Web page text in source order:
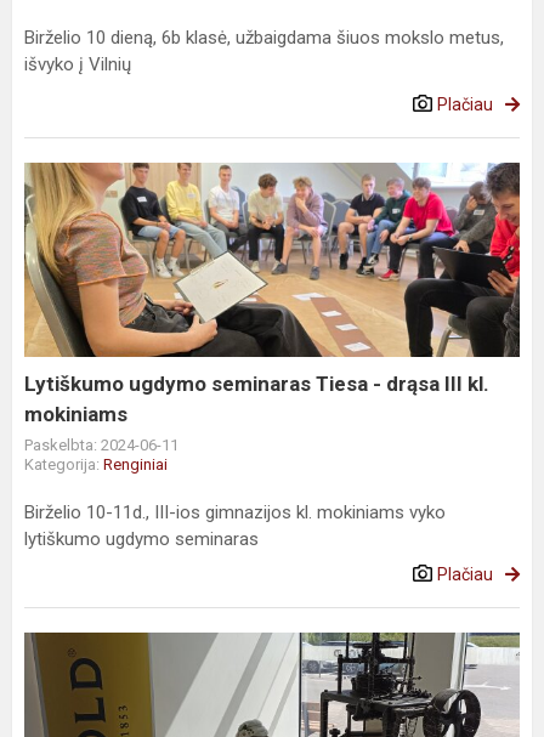
Birželio 10 dieną, 6b klasė, užbaigdama šiuos mokslo metus,
išvyko į Vilnių
Plačiau
Lytiškumo
ugdymo
seminaras
Tiesa
drąsa
III
kl.
mokiniams
Lytiškumo ugdymo seminaras Tiesa - drąsa III kl.
mokiniams
Paskelbta: 2024-06-11
Kategorija: Renginiai
Birželio 10-11d., III-ios gimnazijos kl. mokiniams vyko
lytiškumo ugdymo seminaras
Plačiau
Karjeros
diena
Norvegijos